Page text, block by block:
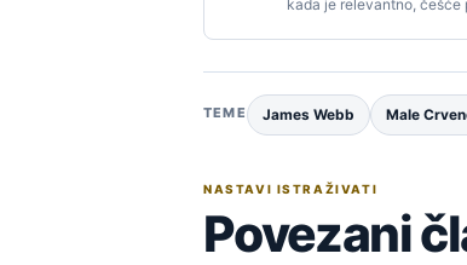
kada je relevantno,
TEME James Webb Male
NASTAVI ISTRAŽIVATI
Povezani